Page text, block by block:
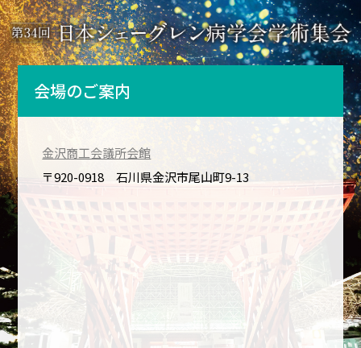
会場のご案内
金沢商工会議所会館
〒920-0918 石川県金沢市尾山町9-13